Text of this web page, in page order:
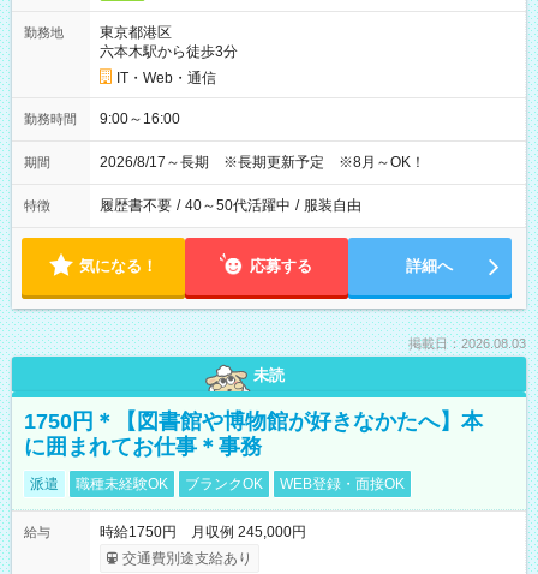
勤務地
東京都港区
六本木駅から徒歩3分
IT・Web・通信
勤務時間 9:00～16:00
期間 2026/8/17～長期 ※長期更新予定 ※8月～OK！
特徴 履歴書不要 / 40～50代活躍中 / 服装自由
気になる！ 応募する 詳細へ
掲載日：2026.08.03
未読
1750円＊【図書館や博物館が好きなかたへ】本
に囲まれてお仕事＊事務
派遣 職種未経験OK ブランクOK WEB登録・面接OK
給与
時給1750円 月収例 245,000円
交通費別途支給あり